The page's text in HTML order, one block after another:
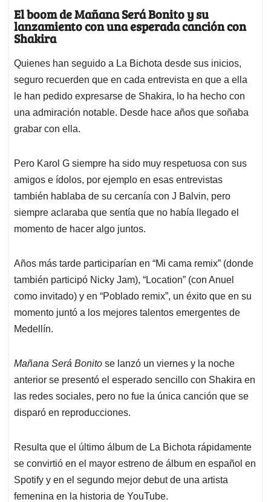
El boom de Mañana Será Bonito y su
lanzamiento con una esperada canción con
Shakira
Quienes han seguido a La Bichota desde sus inicios,
seguro recuerden que en cada entrevista en que a ella
le han pedido expresarse de Shakira, lo ha hecho con
una admiración notable. Desde hace años que soñaba
grabar con ella.
Pero Karol G siempre ha sido muy respetuosa con sus
amigos e ídolos, por ejemplo en esas entrevistas
también hablaba de su cercanía con J Balvin, pero
siempre aclaraba que sentía que no había llegado el
momento de hacer algo juntos.
Años más tarde participarían en “Mi cama remix” (donde
también participó Nicky Jam), “Location” (con Anuel
como invitado) y en “Poblado remix”, un éxito que en su
momento juntó a los mejores talentos emergentes de
Medellín.
Mañana Será Bonito se lanzó un viernes y la noche
anterior se presentó el esperado sencillo con Shakira en
las redes sociales, pero no fue la única canción que se
disparó en reproducciones.
Resulta que el último álbum de La Bichota rápidamente
se convirtió en el mayor estreno de álbum en español en
Spotify y en el segundo mejor debut de una artista
femenina en la historia de YouTube.